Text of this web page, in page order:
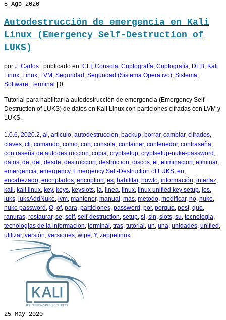
8 Ago 2020
Autodestrucción de emergencia en Kali
Linux (Emergency Self-Destruction of
LUKS)
por J. Carlos publicado en: CLI , Consola, Criptografía, Criptografía, DEB, Kali
Linux, Linux, LVM , Seguridad , Seguridad (Sistema Operativo), Sistema,
Software, Terminal 0
Tutorial para habilitar la autodestrucción de emergencia (Emergency Self-
Destruction of LUKS) de datos en Kali Linux con particiones cifradas con LVM y
LUKS.
1.0.6, 2020.2, al , articulo, autodestruccion, backup, borrar, cambiar, cifrados,
claves, cli, comando, como, con, consola, container, contenedor, contraseña,
contraseña de autodestruccion, copia, cryptsetup, cryptsetup-nuke-password ,
datos, de, del , desde, destruccion, destruction, discos, el , eliminacion, eliminar,
emergencia, emergency, Emergency Self-Destruction of LUKS, en,
encabezado, encriptados, encription, es, habilitar, howto, información, interfaz,
kali, kali linux, key, keys, keyslots, la, linea, linux, linux unified key setup, los,
luks, luksAddNuke, lvm, mantener, manual , mas, metodo, modificar, no, nuke,
nuke password , O, of, para, particiones, password , por, porque, post, que,
ranuras, restaurar, se, self, self-destruction, setup, si, sin, slots, su, tecnologia,
tecnologias de la informacion, terminal , tras, tutorial , un, una, unidades, unified ,
utilizar, versión, versiones, wipe, Y, zeppelinux
25 May 2020